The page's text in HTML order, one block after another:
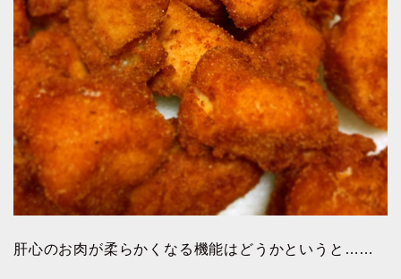
肝心のお肉が柔らかくなる機能はどうかというと……